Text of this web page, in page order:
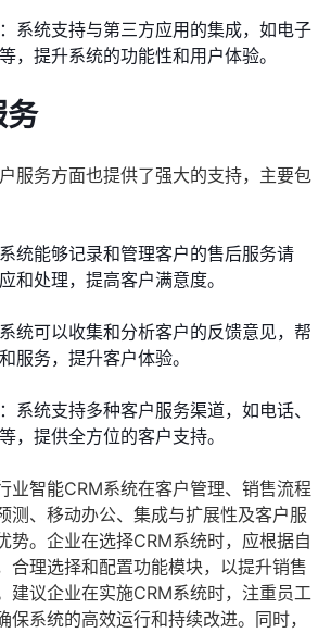
：系统支持与第三方应用的集成，如电子
，提升系统的功能性和用户体验。
务
服务方面也提供了强大的支持，主要包
统能够记录和管理客户的售后服务请
和处理，提高客户满意度。
统可以收集和分析客户的反馈意见，帮
服务，提升客户体验。
：系统支持多种客户服务渠道，如电话、
，提供全方位的客户支持。
业智能CRM系统在客户管理、销售流程
测、移动办公、集成与扩展性及客户服
势。企业在选择CRM系统时，应根据自
合理选择和配置功能模块，以提升销售
建议企业在实施CRM系统时，注重员工
保系统的高效运行和持续改进。同时，